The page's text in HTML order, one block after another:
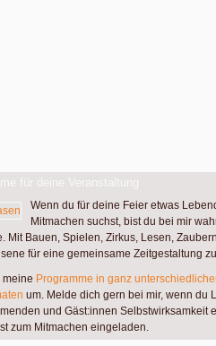
für deine Veranstaltung
Wenn du für deine Feier etwas
Mitmachen suchst, bist du bei mir
Mit Bauen, Spielen, Zirkus, Lesen,
für eine gemeinsame Zeitgestaltung
meine Programme in ganz
um. Melde dich gern bei mir, wenn du
und Gäst:innen Selbstwirksamkeit
zum Mitmachen eingeladen.